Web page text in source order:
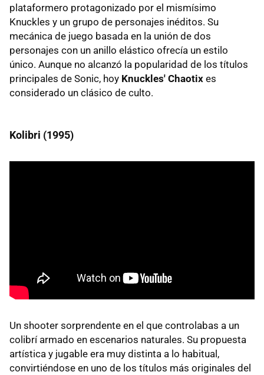
plataformero protagonizado por el mismísimo
Knuckles y un grupo de personajes inéditos. Su
mecánica de juego basada en la unión de dos
personajes con un anillo elástico ofrecía un estilo
único. Aunque no alcanzó la popularidad de los títulos
principales de Sonic, hoy Knuckles' Chaotix es
considerado un clásico de culto.
Kolibri (1995)
Un shooter sorprendente en el que controlabas a un
colibrí armado en escenarios naturales. Su propuesta
artística y jugable era muy distinta a lo habitual,
convirtiéndose en uno de los títulos más originales del